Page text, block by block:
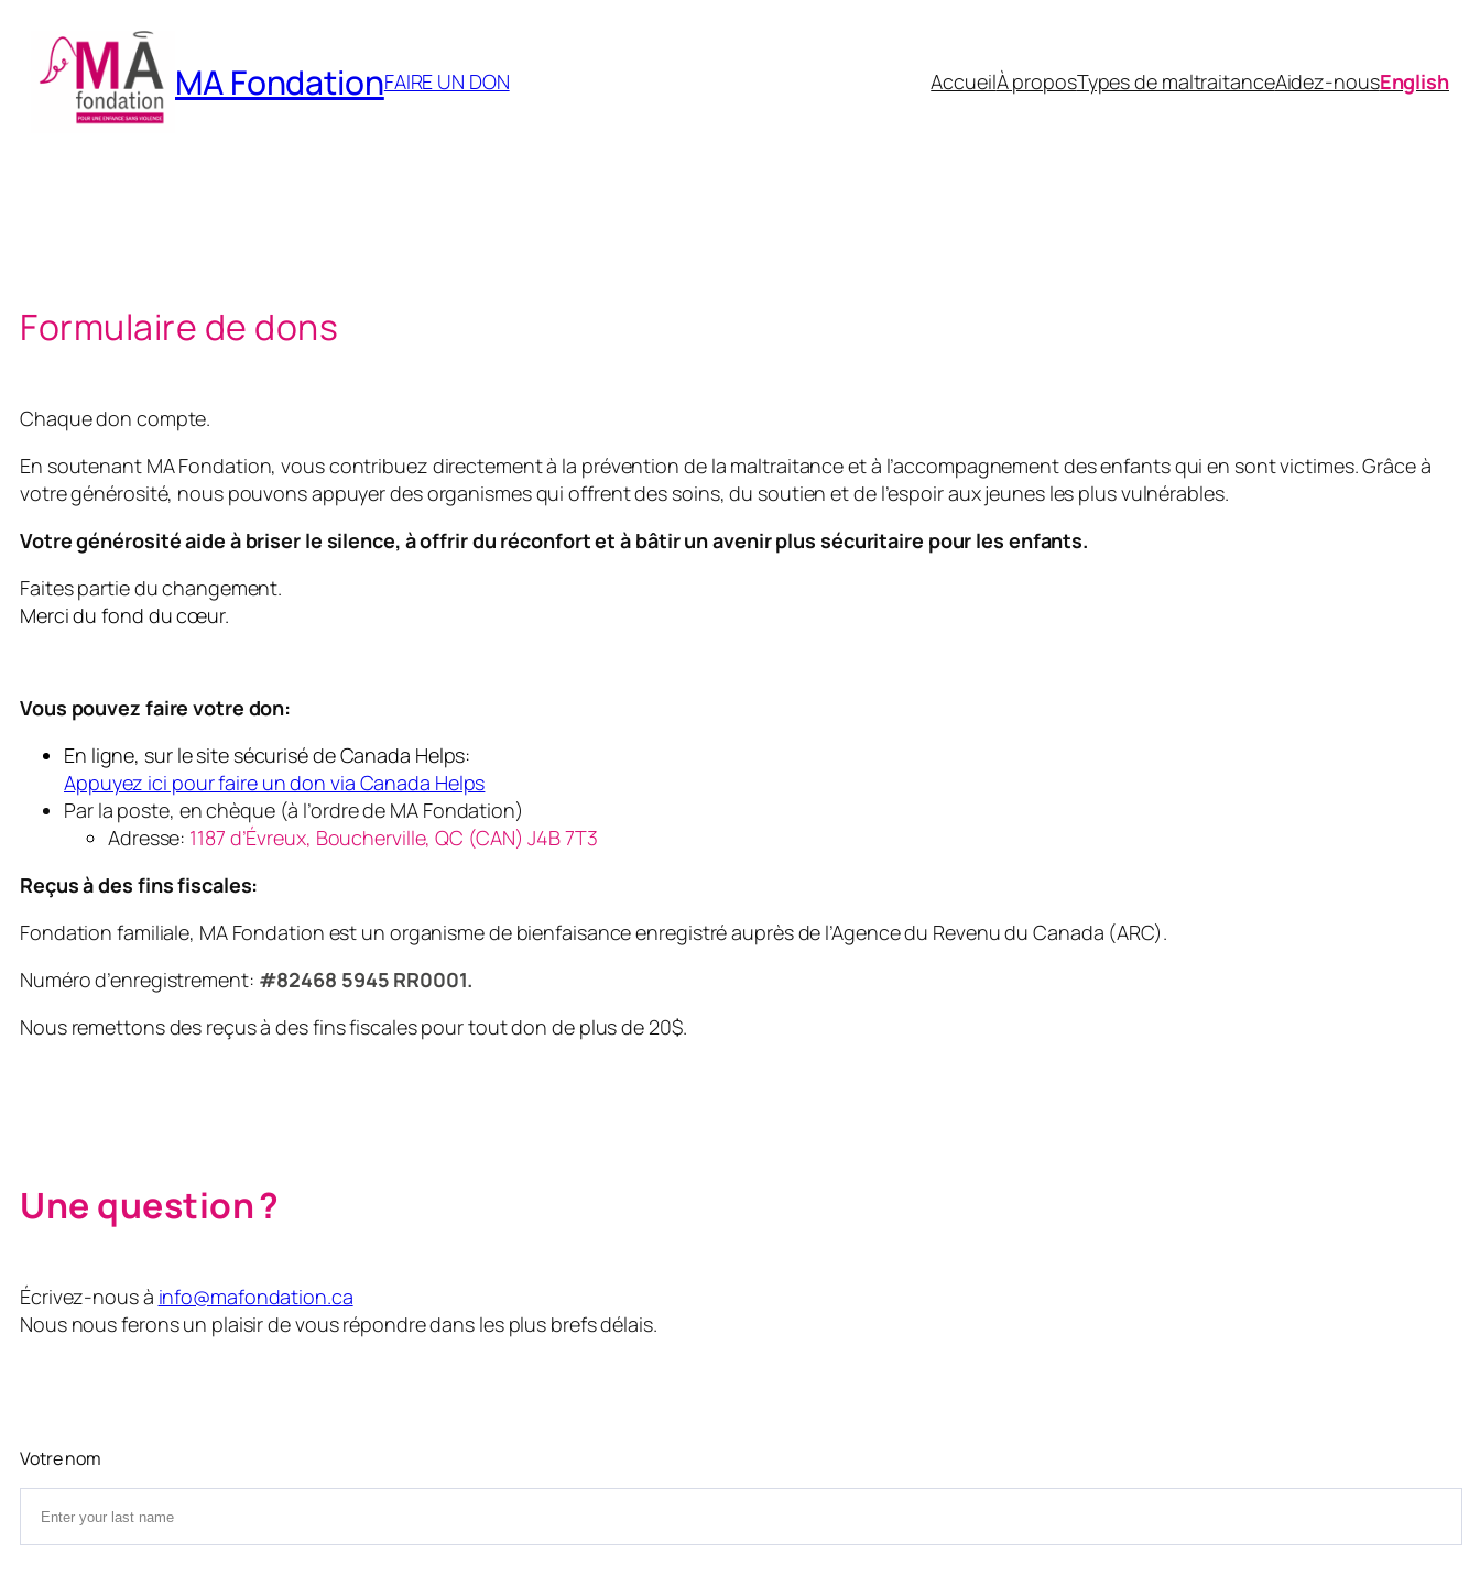
content
MA FondationFAIRE UN DON AccueilÀ proposTypes de maltraitanceAidez-nousEnglish
Formulaire de dons
Chaque don compte.
En soutenant MA Fondation, vous contribuez directement à la prévention de la maltraitance et à l’accompagnement des enfants qui en sont victimes. Grâce à
votre générosité, nous pouvons appuyer des organismes qui offrent des soins, du soutien et de l’espoir aux jeunes les plus vulnérables.
Votre générosité aide à briser le silence, à offrir du réconfort et à bâtir un avenir plus sécuritaire pour les enfants.
Faites partie du changement.
Merci du fond du cœur.
Vous pouvez faire votre don:
En ligne, sur le site sécurisé de Canada Helps:
Appuyez ici pour faire un don via Canada Helps
Par la poste, en chèque (à l’ordre de MA Fondation)
Adresse: 1187 d’Évreux, Boucherville, QC (CAN) J4B 7T3
Reçus à des fins fiscales:
Fondation familiale, MA Fondation est un organisme de bienfaisance enregistré auprès de l’Agence du Revenu du Canada (ARC).
Numéro d’enregistrement: #82468 5945 RR0001.
Nous remettons des reçus à des fins fiscales pour tout don de plus de 20$.
Une question ?
Écrivez-nous à info@mafondation.ca
Nous nous ferons un plaisir de vous répondre dans les plus brefs délais.
Votre nom